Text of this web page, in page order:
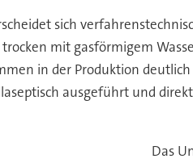
sich
mit gasförmigem
in der Produktion
ausgeführt und
Das